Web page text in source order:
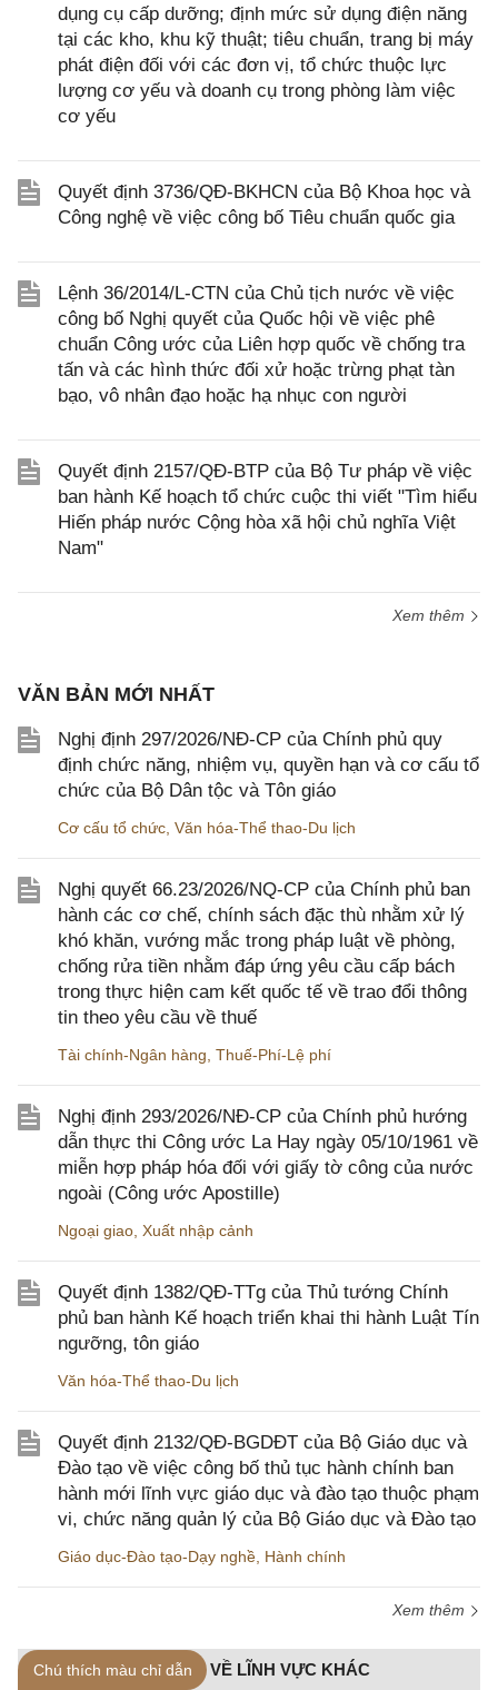
dụng cụ cấp dưỡng; định mức sử dụng điện năng
tại các kho, khu kỹ thuật; tiêu chuẩn, trang bị máy
phát điện đối với các đơn vị, tổ chức thuộc lực
lượng cơ yếu và doanh cụ trong phòng làm việc
cơ yếu
Quyết định 3736/QĐ-BKHCN của Bộ Khoa học và
Công nghệ về việc công bố Tiêu chuẩn quốc gia
Lệnh 36/2014/L-CTN của Chủ tịch nước về việc
công bố Nghị quyết của Quốc hội về việc phê
chuẩn Công ước của Liên hợp quốc về chống tra
tấn và các hình thức đối xử hoặc trừng phạt tàn
bạo, vô nhân đạo hoặc hạ nhục con người
Quyết định 2157/QĐ-BTP của Bộ Tư pháp về việc
ban hành Kế hoạch tổ chức cuộc thi viết "Tìm hiểu
Hiến pháp nước Cộng hòa xã hội chủ nghĩa Việt
Nam"
Xem thêm
VĂN BẢN MỚI NHẤT
Nghị định 297/2026/NĐ-CP của Chính phủ quy
định chức năng, nhiệm vụ, quyền hạn và cơ cấu tổ
chức của Bộ Dân tộc và Tôn giáo
Cơ cấu tổ chức Văn hóa-Thể thao-Du lịch
Nghị quyết 66.23/2026/NQ-CP của Chính phủ ban
hành các cơ chế, chính sách đặc thù nhằm xử lý
khó khăn, vướng mắc trong pháp luật về phòng,
chống rửa tiền nhằm đáp ứng yêu cầu cấp bách
trong thực hiện cam kết quốc tế về trao đổi thông
tin theo yêu cầu về thuế
Tài chính-Ngân hàng Thuế-Phí-Lệ phí
Nghị định 293/2026/NĐ-CP của Chính phủ hướng
dẫn thực thi Công ước La Hay ngày 05/10/1961 về
miễn hợp pháp hóa đối với giấy tờ công của nước
ngoài (Công ước Apostille)
Ngoại giao Xuất nhập cảnh
Quyết định 1382/QĐ-TTg của Thủ tướng Chính
phủ ban hành Kế hoạch triển khai thi hành Luật Tín
ngưỡng, tôn giáo
Văn hóa-Thể thao-Du lịch
Quyết định 2132/QĐ-BGDĐT của Bộ Giáo dục và
Đào tạo về việc công bố thủ tục hành chính ban
hành mới lĩnh vực giáo dục và đào tạo thuộc phạm
vi, chức năng quản lý của Bộ Giáo dục và Đào tạo
Giáo dục-Đào tạo-Dạy nghề Hành chính
Xem thêm
HỎI ĐÁP PHÁP LUẬT VỀ LĨNH VỰC KHÁC
Chú thích màu chỉ dẫn